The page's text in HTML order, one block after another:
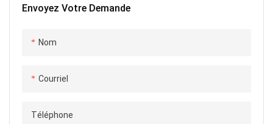
Envoyez Votre Demande
Nom
Courriel
Téléphone